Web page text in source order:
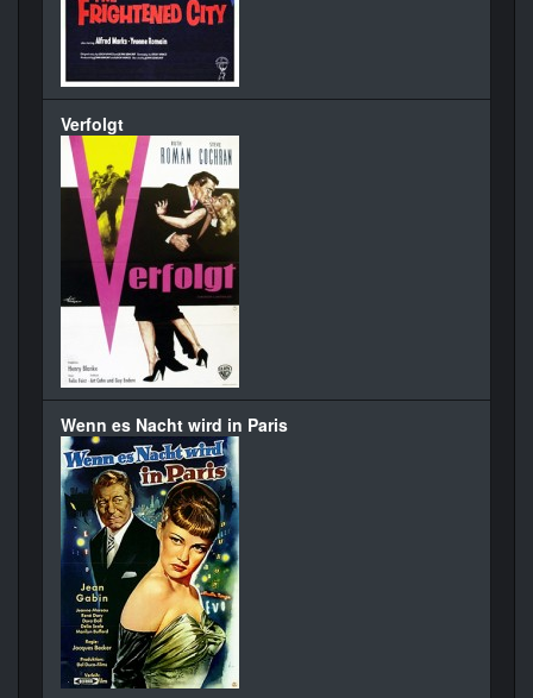
Verfolgt
Wenn es Nacht wird in Paris